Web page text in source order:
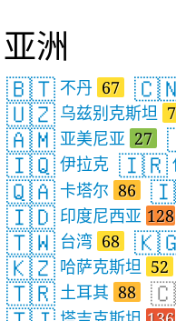
亚洲
🇧🇹 不丹 67
🇺🇿 乌兹别克斯坦
🇦🇲 亚美尼亚 27
🇮🇶 伊拉克 🇮🇷
🇶🇦 卡塔尔 86
🇮🇩 印度尼西亚 128
🇹🇼 台湾 68
🇰🇿 哈萨克斯坦 52
🇹🇷 土耳其 88